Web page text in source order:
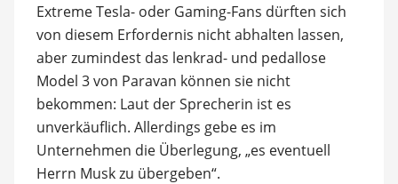
Extreme Tesla- oder Gaming-Fans dürften sich
von diesem Erfordernis nicht abhalten lassen,
aber zumindest das lenkrad- und pedallose
Model 3 von Paravan können sie nicht
bekommen: Laut der Sprecherin ist es
unverkäuflich. Allerdings gebe es im
Unternehmen die Überlegung, „es eventuell
Herrn Musk zu übergeben“.